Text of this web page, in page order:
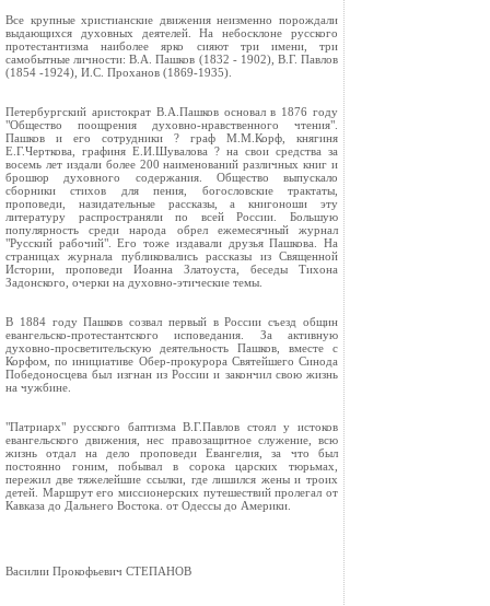
Все крупные христианские движения неизменно порождали
выдающихся духовных деятелей. На небосклоне русского
протестантизма наиболее ярко сияют три имени, три
самобытные личности: В.А. Пашков (1832 - 1902), В.Г. Павлов
(1854 -1924), И.С. Проханов (1869-1935).
Петербургский аристократ В.А.Пашков основал в 1876 году
"Общество поощрения духовно-нравственного чтения".
Пашков и его сотрудники ? граф М.М.Корф, княгиня
Е.Г.Черткова, графиня Е.И.Шувалова ? на свои средства за
восемь лет издали более 200 наименований различных книг и
брошюр духовного содержания. Общество выпускало
сборники стихов для пения, богословские трактаты,
проповеди, назидательные рассказы, а книгоноши эту
литературу распространяли по всей России. Большую
популярность среди народа обрел ежемесячный журнал
"Русский рабочий". Его тоже издавали друзья Пашкова. На
страницах журнала публиковались рассказы из Священной
Истории, проповеди Иоанна Златоуста, беседы Тихона
Задонского, очерки на духовно-этические темы.
В 1884 году Пашков созвал первый в России съезд общин
евангельско-протестантского исповедания. За активную
духовно-просветительскую деятельность Пашков, вместе с
Корфом, по инициативе Обер-прокурора Святейшего Синода
Победоносцева был изгнан из России и закончил свою жизнь
на чужбине.
"Патриарх" русского баптизма В.Г.Павлов стоял у истоков
евангельского движения, нес правозащитное служение, всю
жизнь отдал на дело проповеди Евангелия, за что был
постоянно гоним, побывал в сорока царских тюрьмах,
пережил две тяжелейшие ссылки, где лишился жены и троих
детей. Маршрут его миссионерских путешествий пролегал от
Кавказа до Дальнего Востока. от Одессы до Америки.
Василии Прокофьевич СТЕПАНОВ